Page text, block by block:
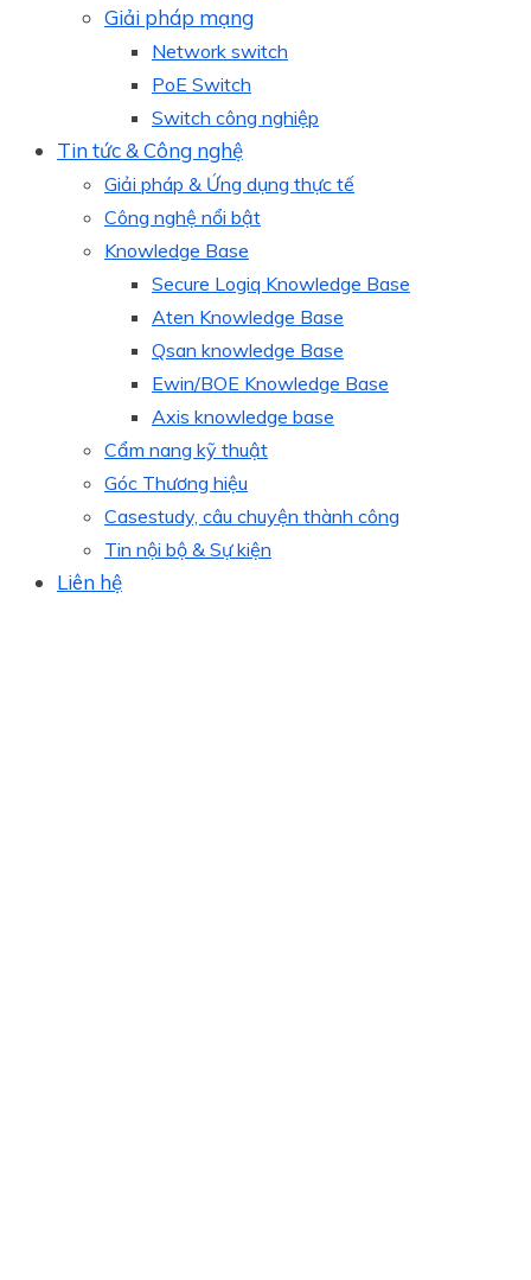
Giải pháp mạng
Network switch
PoE Switch
Switch công nghiệp
Tin tức & Công nghệ
Giải pháp & Ứng dụng thực tế
Công nghệ nổi bật
Knowledge Base
Secure Logiq Knowledge Base
Aten Knowledge Base
Qsan knowledge Base
Ewin/BOE Knowledge Base
Axis knowledge base
Cẩm nang kỹ thuật
Góc Thương hiệu
Casestudy, câu chuyện thành công
Tin nội bộ & Sự kiện
Liên hệ